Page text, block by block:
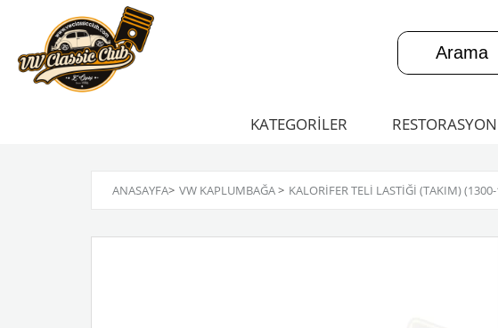
KATEGORİLER
ANASAYFA> VW KAPLUMBAĞA> KALORIFER TELI LASTIĞI (TAKIM)